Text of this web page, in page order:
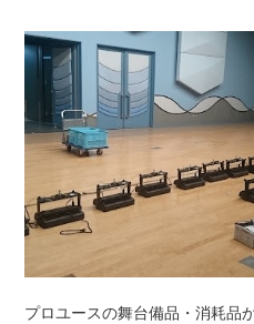
プロユースの舞台備品・消耗品